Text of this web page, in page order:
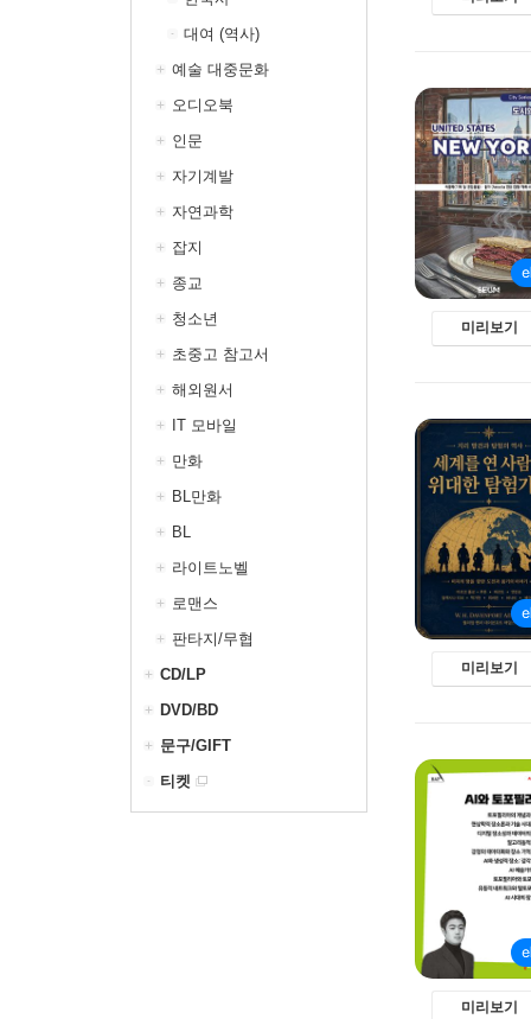
대여 (역사)
예술 대중문화
오디오북
인문
자기계발
자연과학
잡지
종교
청소년
초중고 참고서
해외원서
IT 모바일
만화
BL만화
BL
라이트노벨
로맨스
판타지/무협
CD/LP
DVD/BD
문구/GIFT
티켓
미리보기
미리보기
미리보기